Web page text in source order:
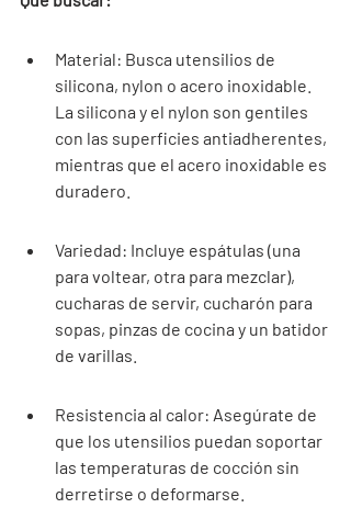
Material: Busca utensilios de
silicona, nylon o acero inoxidable.
La silicona y el nylon son gentiles
con las superficies antiadherentes,
mientras que el acero inoxidable es
duradero.
Variedad: Incluye espátulas (una
para voltear, otra para mezclar),
cucharas de servir, cucharón para
sopas, pinzas de cocina y un batidor
de varillas.
Resistencia al calor: Asegúrate de
que los utensilios puedan soportar
las temperaturas de cocción sin
derretirse o deformarse.